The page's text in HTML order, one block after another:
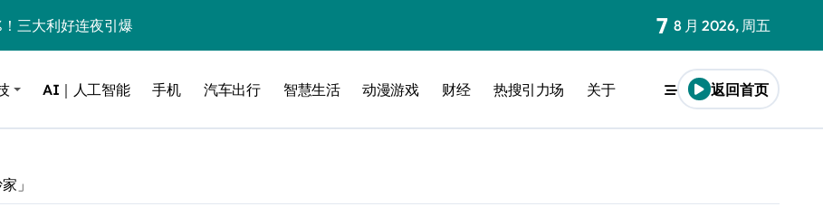
三大利好连夜引爆
脸，但最狠的是那个机械音
室、网络瘫了，微软这次真急了
续“垂帘听政”？
7 8 月 2026, 周五
AI｜人工智能 手机 汽车出行 智慧生活 动漫游戏 财经 热搜引力场 关于 返回首页
」